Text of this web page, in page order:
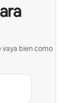
vaya bien como